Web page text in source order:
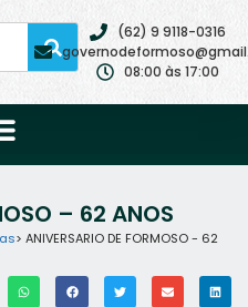
(62) 9 9118-0316
08:00 às 17:00
– 62 ANOS
> ANIVERSARIO DE FORMOSO - 62